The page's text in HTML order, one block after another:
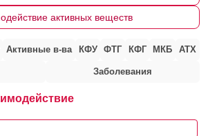
активных веществ
Активные в-ва КФУ ФТГ КФГ МКБ АТХ
Заболевания